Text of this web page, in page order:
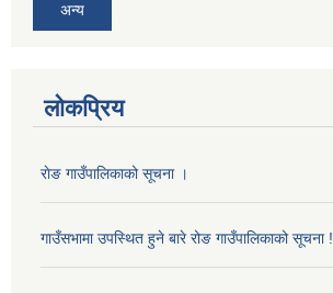
अन्य
लोकप्रिय
राेङ गाउँपालिकाको सूचना ।
गाउँसभामा उपस्थित हुने बारे रोङ गाउँपालिकाको सूचना !